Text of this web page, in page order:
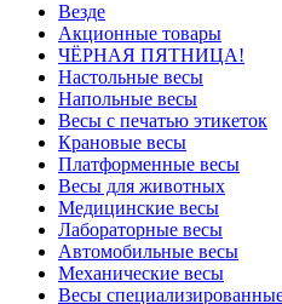
Везде
Акционные товары
ЧЁРНАЯ ПЯТНИЦА!
Настольные весы
Напольные весы
Весы с печатью этикеток
Крановые весы
Платформенные весы
Весы для животных
Медицинские весы
Лабораторные весы
Автомобильные весы
Механические весы
Весы